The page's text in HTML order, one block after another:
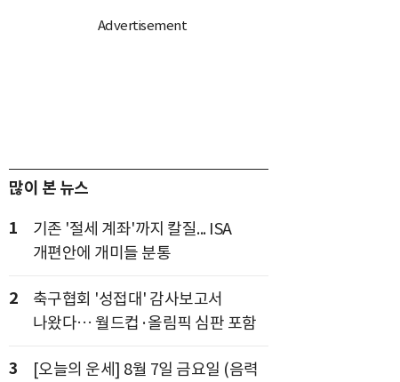
많이 본 뉴스
1
기존 '절세 계좌'까지 칼질... ISA
개편안에 개미들 분통
2
축구협회 '성접대' 감사보고서
나왔다… 월드컵·올림픽 심판 포함
3
[오늘의 운세] 8월 7일 금요일 (음력